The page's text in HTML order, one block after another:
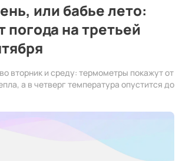
или бабье лето:
погода на третьей
вторник и среду: термометры покажут от
а в четверг температура опустится до